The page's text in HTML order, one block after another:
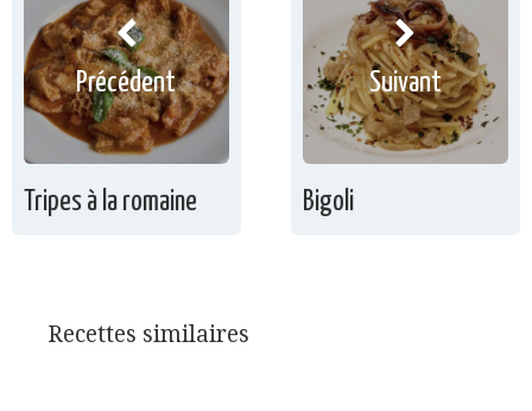
Précédent
Tripes à la romaine
Suivant
Bigoli
Recettes similaires